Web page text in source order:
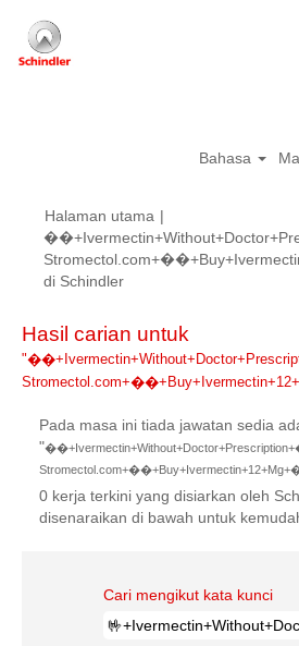
Bahasa
Halaman utama |
di Schindler(halaman
Hasil carian untuk
Pada masa ini tiada jawatan sedia
"
0 kerja terkini yang disiarkan oleh
disenaraikan di bawah untuk
Cari mengikut kata kunci